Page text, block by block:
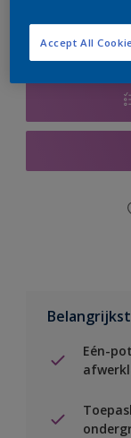
Eén-
Accept All